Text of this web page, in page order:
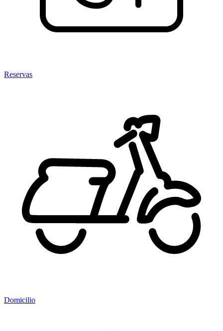
Reservas
Domicilio